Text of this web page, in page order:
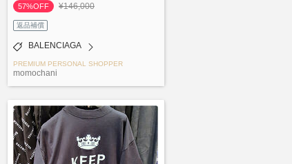
57%OFF
¥146,000
返品補償
BALENCIAGA
PREMIUM PERSONAL SHOPPER
momochani